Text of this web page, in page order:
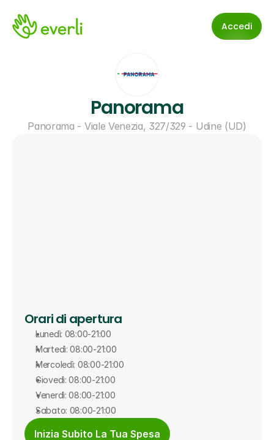
Accedi
Panorama
Panorama - Viale Venezia, 327/329 - Udine (UD)
Orari di apertura
Lunedì: 08:00-21:00
Martedì: 08:00-21:00
Mercoledì: 08:00-21:00
Giovedì: 08:00-21:00
Venerdì: 08:00-21:00
Sabato: 08:00-21:00
Inizia Subito La Tua Spesa